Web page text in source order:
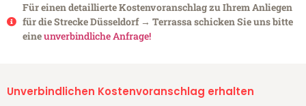
Für einen detaillierte Kostenvoranschlag zu Ihrem Anliegen
für die Strecke Düsseldorf → Terrassa schicken Sie uns bitte
eineunverbindliche Anfrage!
Unverbindlichen Kostenvoranschlag erhalten